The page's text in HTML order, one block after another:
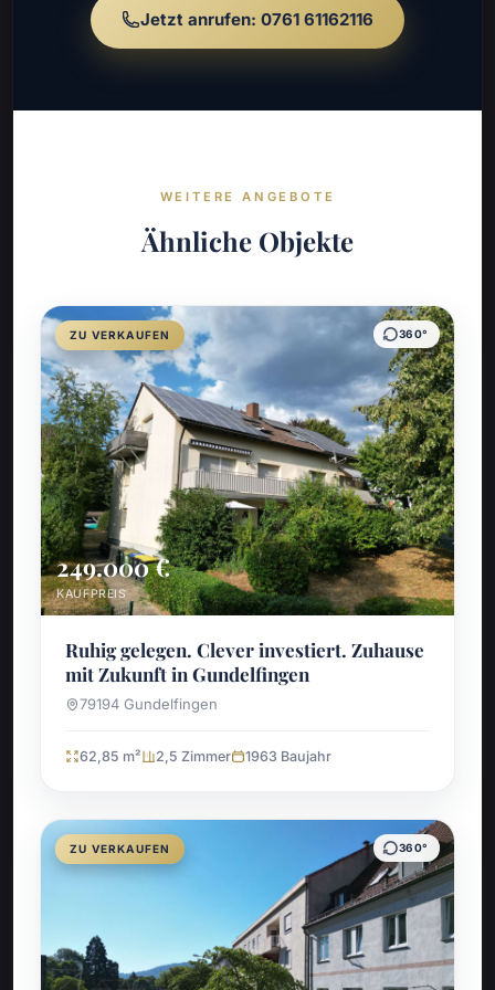
Jetzt anrufen: 0761 61162116
WEITERE ANGEBOTE
Ähnliche Objekte
ZU VERKAUFEN 360°
249.000 €
KAUFPREIS
Ruhig gelegen. Clever investiert. Zuhause
mit Zukunft in Gundelfingen
79194 Gundelfingen
62,85 m² 2,5 Zimmer 1963 Baujahr
ZU VERKAUFEN 360°